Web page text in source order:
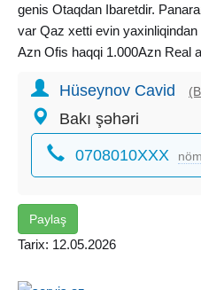
genis Otaqdan Ibaretdir.
var Qaz xetti evin
Azn Ofis haqqi 1.000Azn Real
Hüseynov Cavid
Bakı şəhəri
0708010XXX
Paylaş
Tarix: 12.05.2026